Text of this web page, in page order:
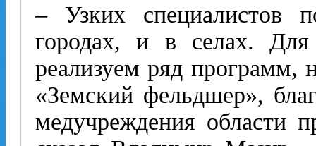
– Узких специалистов
городах, и в селах.
реализуем ряд программ,
«Земский фельдшер»,
медучреждения области